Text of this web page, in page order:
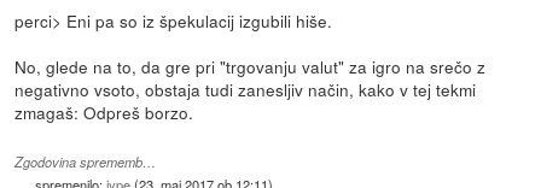
perci> Eni pa so iz špekulacij izgubili hiše.
No, glede na to, da gre pri "trgovanju valut" za igro na srečo z
negativno vsoto, obstaja tudi zanesljiv način, kako v tej tekmi
zmagaš: Odpreš borzo.
Zgodovina sprememb…